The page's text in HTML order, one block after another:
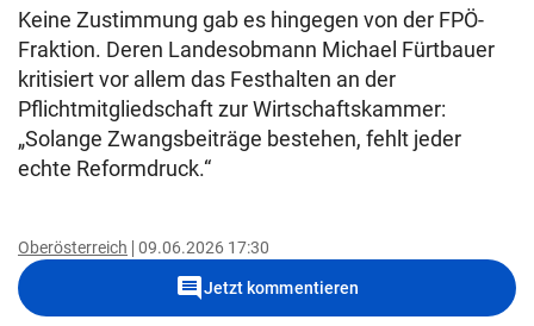
Keine Zustimmung gab es hingegen von der FPÖ-
Fraktion. Deren Landesobmann Michael Fürtbauer
kritisiert vor allem das Festhalten an der
Pflichtmitgliedschaft zur Wirtschaftskammer:
„Solange Zwangsbeiträge bestehen, fehlt jeder
echte Reformdruck.“
Oberösterreich 09.06.2026 17:30
commentJetzt kommentieren